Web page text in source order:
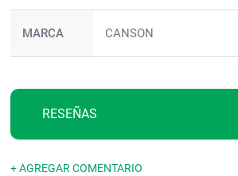
MARCA CANSON
RESEÑAS
+ AGREGAR COMENTARIO